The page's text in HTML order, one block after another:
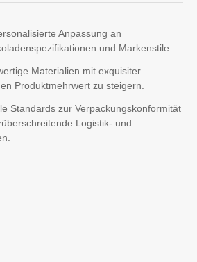
Anpassung an
und Markenstile.
Materialien mit exquisiter
Produktmehrwert zu steigern.
Standards zur Verpackungskonformität
Logistik- und